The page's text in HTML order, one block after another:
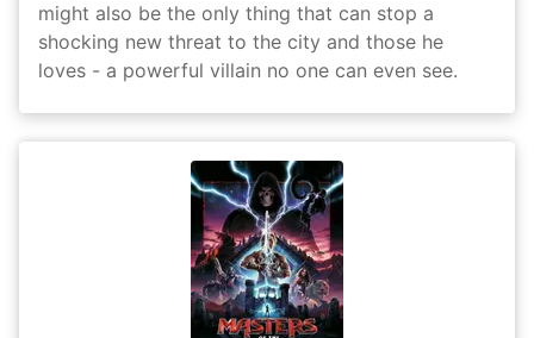
might also be the only thing that can stop a
shocking new threat to the city and those he
loves - a powerful villain no one can even see.